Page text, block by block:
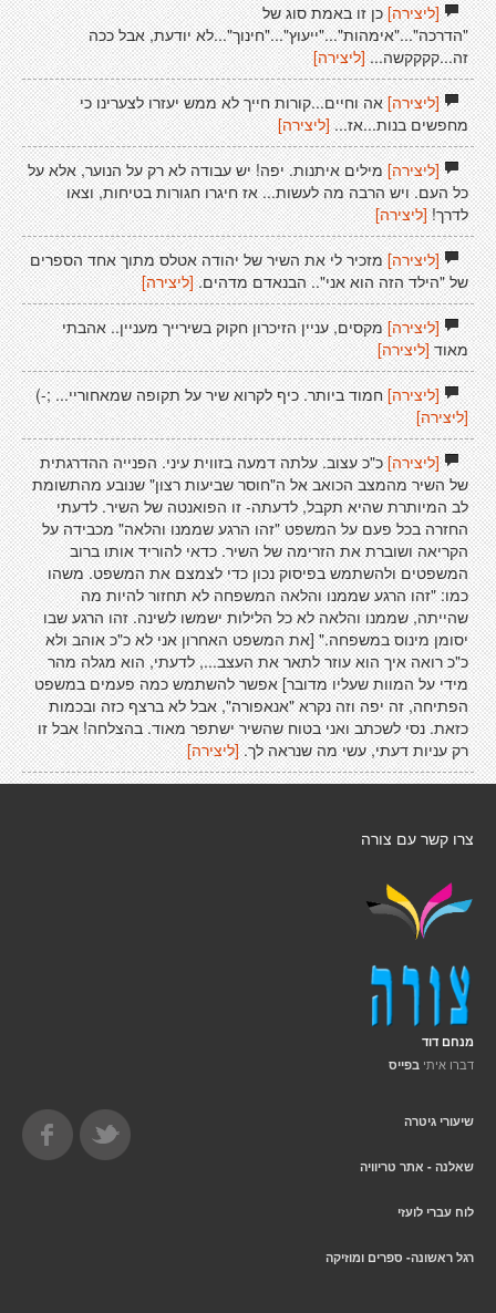
[ליצירה]כן זו באמת סוג של
"הדרכה"..."אימהות"..."ייעוץ"..."חינוך"...לא יודעת, אבל ככה
זה...קקקקשה... [ליצירה]
[ליצירה]אה וחיים...קורות חייך לא ממש יעזרו לצערינו כי
מחפשים בנות...אז...[ליצירה]
[ליצירה]מילים איתנות. יפה! יש עבודה לא רק על הנוער, אלא על
כל העם. ויש הרבה מה לעשות... אז חיגרו חגורות בטיחות, וצאו
לדרך! [ליצירה]
[ליצירה]מזכיר לי את השיר של יהודה אטלס מתוך אחד הספרים
של "הילד הזה הוא אני".. הבנאדם מדהים. [ליצירה]
[ליצירה]מקסים, עניין הזיכרון חקוק בשירייך מעניין.. אהבתי
מאוד [ליצירה]
[ליצירה]חמוד ביותר. כיף לקרוא שיר על תקופה שמאחוריי... ;-)
[ליצירה]
[ליצירה]כ"כ עצוב. עלתה דמעה בזווית עיני. הפנייה ההדרגתית
של השיר מהמצב הכואב אל ה"חוסר שביעות רצון" שנובע מהתשומת
לב המיותרת שהיא תקבל, לדעתה- זו הפואנטה של השיר. לדעתי
החזרה בכל פעם על המשפט "זהו הרגע שממנו והלאה" מכבידה על
הקריאה ושוברת את הזרימה של השיר. כדאי להוריד אותו ברוב
המשפטים ולהשתמש בפיסוק נכון כדי לצמצם את המשפט. משהו
כמו: "זהו הרגע שממנו והלאה המשפחה לא תחזור להיות מה
שהייתה, שממנו והלאה לא כל הלילות ישמשו לשינה. זהו הרגע שבו
יסומן מינוס במשפחה." [את המשפט האחרון אני לא כ"כ אוהב ולא
כ"כ רואה איך הוא עוזר לתאר את העצב..., לדעתי, הוא מגלה מהר
מידי על המוות שעליו מדובר] אפשר להשתמש כמה פעמים במשפט
הפתיחה, זה יפה וזה נקרא "אנאפורה", אבל לא ברצף כזה ובכמות
כזאת. נסי לשכתב ואני בטוח שהשיר ישתפר מאוד. בהצלחה! אבל זו
רק עניות דעתי, עשי מה שנראה לך. [ליצירה]
צרו קשר עם צורה
מנחם דוד
דברו איתי בפייס
שיעורי גיטרה
שאלנה - אתר טריוויה
לוח עברי לועזי
רגל ראשונה- ספרים ומוזיקה